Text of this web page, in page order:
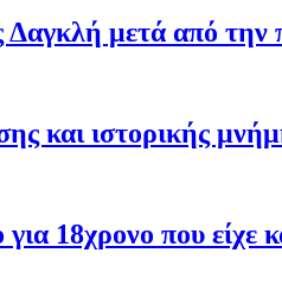
μετά από
και ιστορικής
18χρονο που είχε